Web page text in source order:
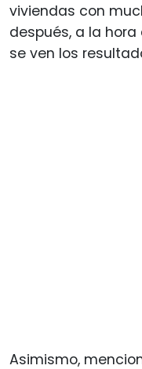
viviendas con
después, a la
se ven los
Asimismo,